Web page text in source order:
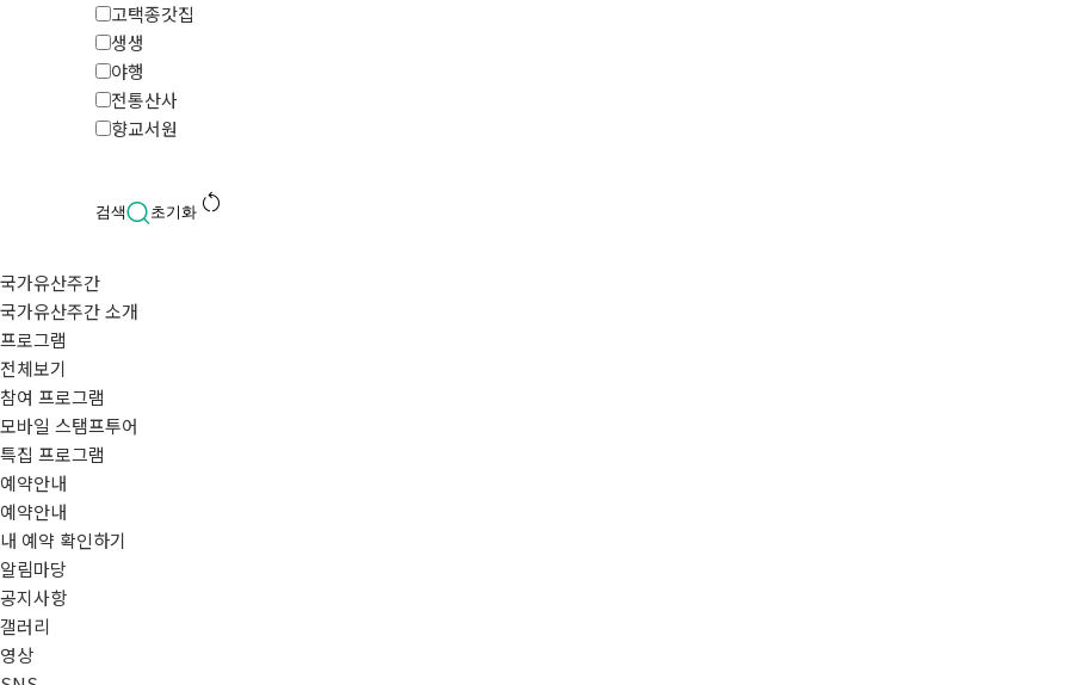
고택종갓집
생생
야행
전통산사
향교서원
검색 초기화 restart_alt
국가유산주간
국가유산주간 소개
프로그램
전체보기
참여 프로그램
모바일 스탬프투어
특집 프로그램
예약안내
예약안내
내 예약 확인하기
알림마당
공지사항
갤러리
영상